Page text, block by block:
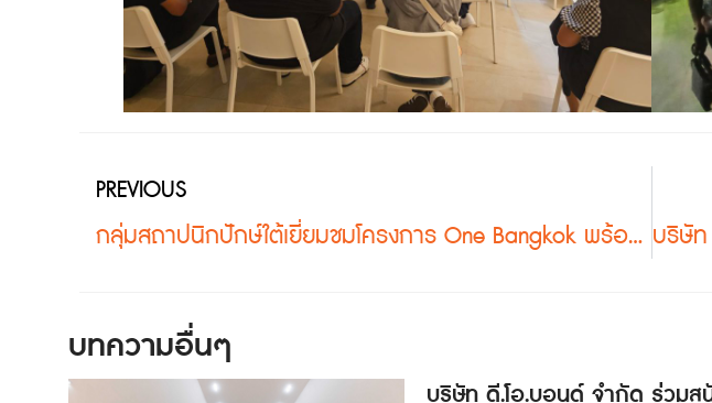
PREVIOUS
กลุ่มสถาปนิกปักษ์ใต้เยี่ยมชมโครงการ One Bangkok พร้อมเรียนรู้การใช้ระบบฐานปรับระดับ Buzon ในงานลานน้ำพุ
บทความอื่นๆ
บริษัท ดี.โอ.บอนด์ จำกัด ร่วมสนั